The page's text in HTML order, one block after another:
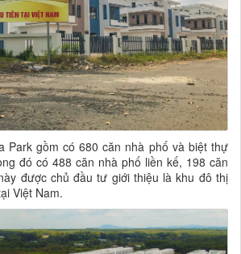
Park gồm có 680 căn nhà phố và biệt thự
đó có 488 căn nhà phố liền kế, 198 căn
được chủ đầu tư giới thiệu là khu đô thị
Việt Nam.